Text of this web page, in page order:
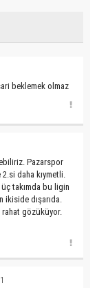
beklemek olmaz
Pazarspor
daha kıymetli.
üç takımda bu ligin
ikiside dışarıda.
rahat gözüküyor.